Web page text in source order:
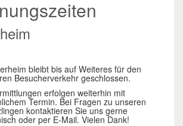
bleibt bis auf Weiteres für den
Besucherverkehr geschlossen.
erfolgen weiterhin mit
Termin. Bei Fragen zu unseren
kontaktieren Sie uns gerne
oder per E-Mail. Vielen Dank!